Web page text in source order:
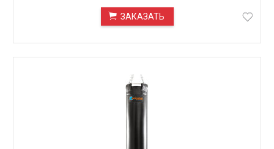
ЗАКАЗАТЬ